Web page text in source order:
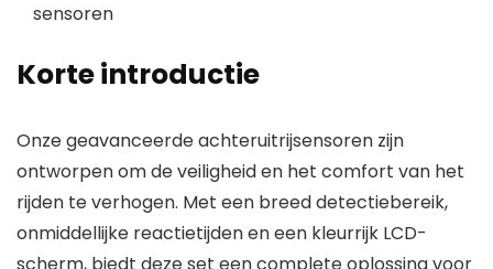
sensoren
Korte introductie
Onze geavanceerde achteruitrijsensoren zijn
ontworpen om de veiligheid en het comfort van het
rijden te verhogen. Met een breed detectiebereik,
onmiddellijke reactietijden en een kleurrijk LCD-